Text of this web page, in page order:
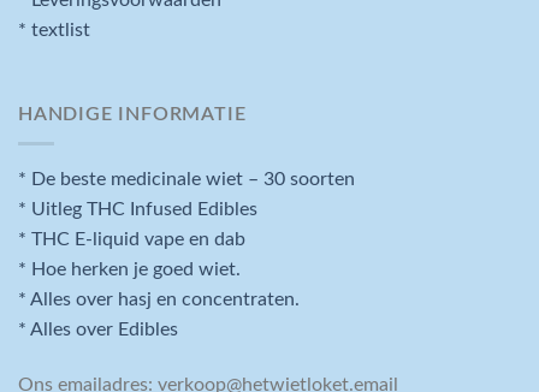
* textlist
HANDIGE INFORMATIE
* De beste medicinale wiet – 30 soorten
* Uitleg THC Infused Edibles
* THC E-liquid vape en dab
* Hoe herken je goed wiet.
* Alles over hasj en concentraten.
* Alles over Edibles
Ons emailadres: verkoop@hetwietloket.email